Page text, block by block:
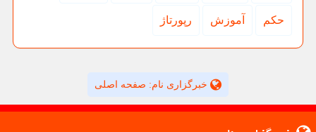
حكم آموزش رپورتاژ
خبرگزاری نام: صفحه اصلی